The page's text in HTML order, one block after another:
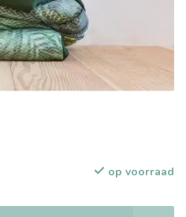
op voorraad